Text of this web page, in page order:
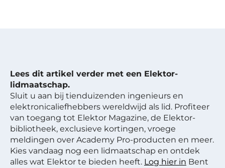
Lees dit artikel verder met een Elektor-
lidmaatschap.
Sluit u aan bij tienduizenden ingenieurs en
elektronicaliefhebbers wereldwijd als lid. Profiteer
van toegang tot Elektor Magazine, de Elektor-
bibliotheek, exclusieve kortingen, vroege
meldingen over Academy Pro-producten en meer.
Kies vandaag nog een lidmaatschap en ontdek
alles wat Elektor te bieden heeft. Log hier in Bent